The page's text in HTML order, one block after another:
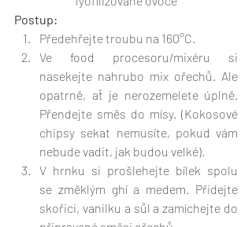
Postup:
Předehřejte troubu na 160°C.
Ve food procesoru/mixéru si
nasekejte nahrubo mix ořechů. Ale
opatrně, ať je nerozemelete úplně.
Přendejte směs do mísy. (Kokosové
chipsy sekat nemusíte, pokud vám
nebude vadit, jak budou velké).
V hrnku si prošlehejte bílek spolu
se změklým ghí a medem. Přidejte
skořici, vanilku a sůl a zamíchejte do